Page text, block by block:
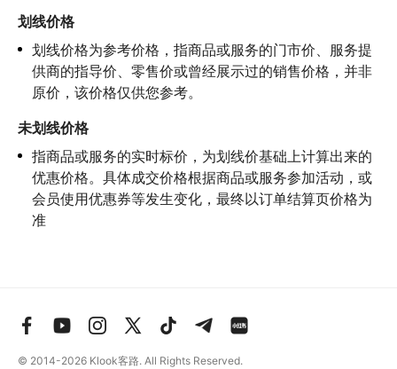
划线价格
划线价格为参考价格，指商品或服务的门市价、服务提
供商的指导价、零售价或曾经展示过的销售价格，并非
原价，该价格仅供您参考。
未划线价格
指商品或服务的实时标价，为划线价基础上计算出来的
优惠价格。具体成交价格根据商品或服务参加活动，或
会员使用优惠券等发生变化，最终以订单结算页价格为
准
© 2014-2026 Klook客路. All Rights Reserved.